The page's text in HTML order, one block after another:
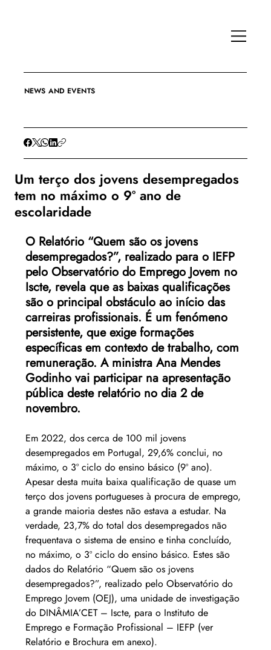
NEWS AND EVENTS
Um terço dos jovens desempregados
tem no máximo o 9º ano de
escolaridade
O Relatório “Quem são os jovens
desempregados?”, realizado para o IEFP
pelo Observatório do Emprego Jovem no
Iscte, revela que as baixas qualificações
são o principal obstáculo ao início das
carreiras profissionais. É um fenómeno
persistente, que exige formações
específicas em contexto de trabalho, com
remuneração. A ministra Ana Mendes
Godinho vai participar na apresentação
pública deste relatório no dia 2 de
novembro.
Em 2022, dos cerca de 100 mil jovens
desempregados em Portugal, 29,6% conclui, no
máximo, o 3º ciclo do ensino básico (9º ano).
Apesar desta muita baixa qualificação de quase um
terço dos jovens portugueses à procura de emprego,
a grande maioria destes não estava a estudar. Na
verdade, 23,7% do total dos desempregados não
frequentava o sistema de ensino e tinha concluído,
no máximo, o 3º ciclo do ensino básico. Estes são
dados do Relatório “Quem são os jovens
desempregados?”, realizado pelo Observatório do
Emprego Jovem (OEJ), uma unidade de investigação
do DINÂMIA’CET – Iscte, para o Instituto de
Emprego e Formação Profissional – IEFP (ver
Relatório e Brochura em anexo).